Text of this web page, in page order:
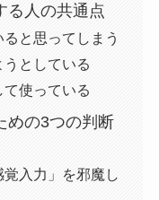
る人の共通点
と思ってしまう
としている
使っている
めの3つの判断
入力」を邪魔し